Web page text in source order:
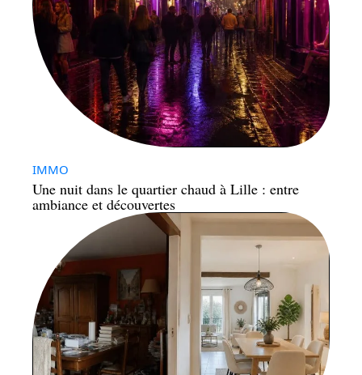
IMMO
Une nuit dans le quartier chaud à Lille : entre
ambiance et découvertes